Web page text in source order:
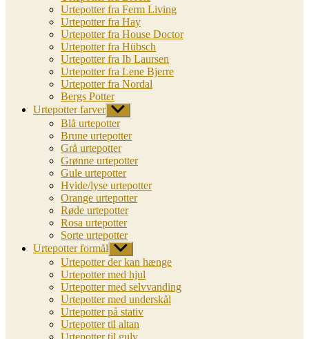
Urtepotter fra Ferm Living
Urtepotter fra Hay
Urtepotter fra House Doctor
Urtepotter fra Hübsch
Urtepotter fra Ib Laursen
Urtepotter fra Lene Bjerre
Urtepotter fra Nordal
Bergs Potter
Urtepotter farver Vis
undermenu
Blå urtepotter
Brune urtepotter
Grå urtepotter
Grønne urtepotter
Gule urtepotter
Hvide/lyse urtepotter
Orange urtepotter
Røde urtepotter
Rosa urtepotter
Sorte urtepotter
Urtepotter formål Vis
undermenu
Urtepotter der kan hænge
Urtepotter med hjul
Urtepotter med selvvanding
Urtepotter med underskål
Urtepotter på stativ
Urtepotter til altan
Urtepotter til gulv